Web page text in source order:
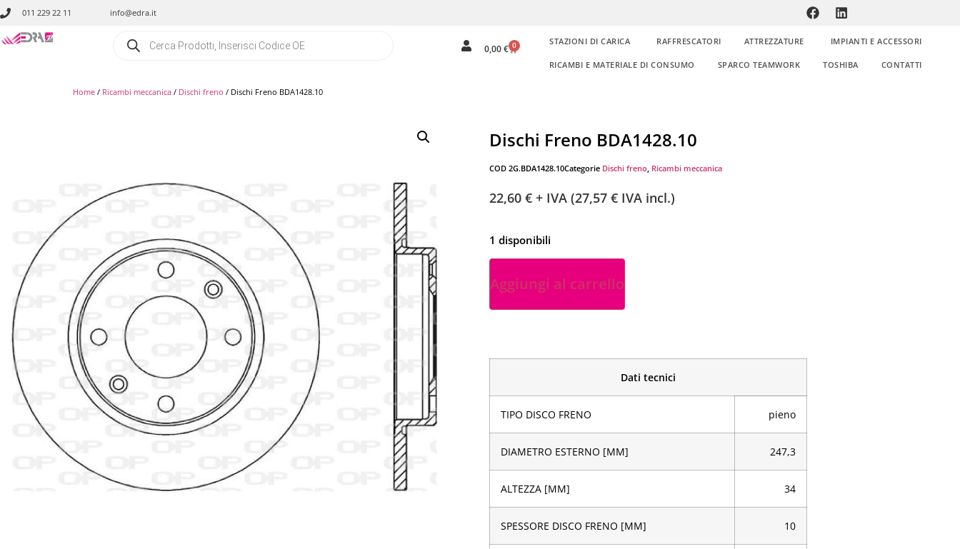
011 229 22 11 info@edra.it
0,00€ 0 STAZIONI DI CARICA RAFFRESCATORI ATTREZZATURE IMPIANTI E ACCESSORI
RICAMBI E MATERIALE DI CONSUMO SPARCO TEAMWORK TOSHIBA CONTATTI
Home / Ricambi meccanica / Dischi freno / Dischi Freno BDA1428.10
Dischi Freno BDA1428.10
COD 2G.BDA1428.10Categorie Dischi freno, Ricambi meccanica
22,60 € + IVA (27,57 € IVA incl.)
1 disponibili
Aggiungi al carrello
Dati tecnici
TIPO DISCO FRENO pieno
DIAMETRO ESTERNO [MM] 247,3
ALTEZZA [MM] 34
SPESSORE DISCO FRENO [MM] 10